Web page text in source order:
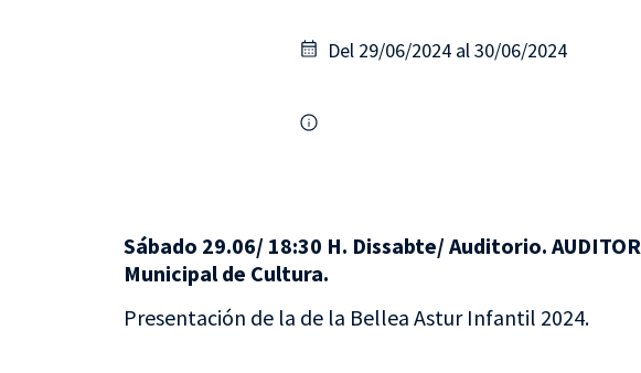
Del 29/06/2024 al 30/06/2024
Sábado 29.06/ 18:30 H. Dissabte/ Auditorio.
Municipal de Cultura.
Presentación de la de la Bellea Astur Infantil 2024.